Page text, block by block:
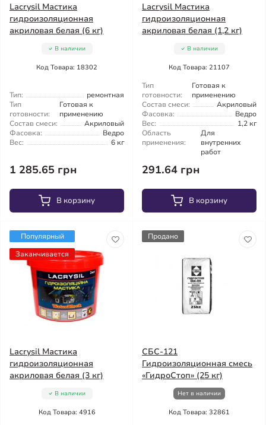
Lacrysil Мастика
гидроизоляционная
акриловая белая (6 кг)
В наличии
Код Товара: 18302
Тип:
ремонтная
Тип
готовности:
Готовая к
применению
Состав смеси:
Акриловый
Фасовка:
Ведро
Вес:
6 кг
1 285.65 грн
В корзину
Lacrysil Мастика
гидроизоляционная
акриловая белая (1,2 кг)
В наличии
Код Товара: 21107
Тип
готовности:
Готовая к
применению
Состав смеси:
Акриловый
Фасовка:
Ведро
Вес:
1,2 кг
Область
применения:
Для
внутренних
работ
291.64 грн
В корзину
Популярный
Заканчивается
Lacrysil Мастика
гидроизоляционная
акриловая белая (3 кг)
В наличии
Код Товара: 4916
Продано
СБС-121
Гидроизоляционная смесь
«ГидроСтоп» (25 кг)
Нет в наличии
Код Товара: 32861